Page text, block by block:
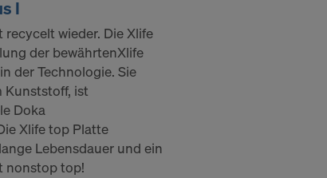
I
wieder. Die Xlife
der bewährtenXlife
der Technologie. Sie
Kunststoff, ist
Doka
Xlife top Platte
Lebensdauer und ein
nonstop top!